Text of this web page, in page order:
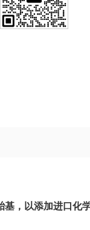
，以添加进口化